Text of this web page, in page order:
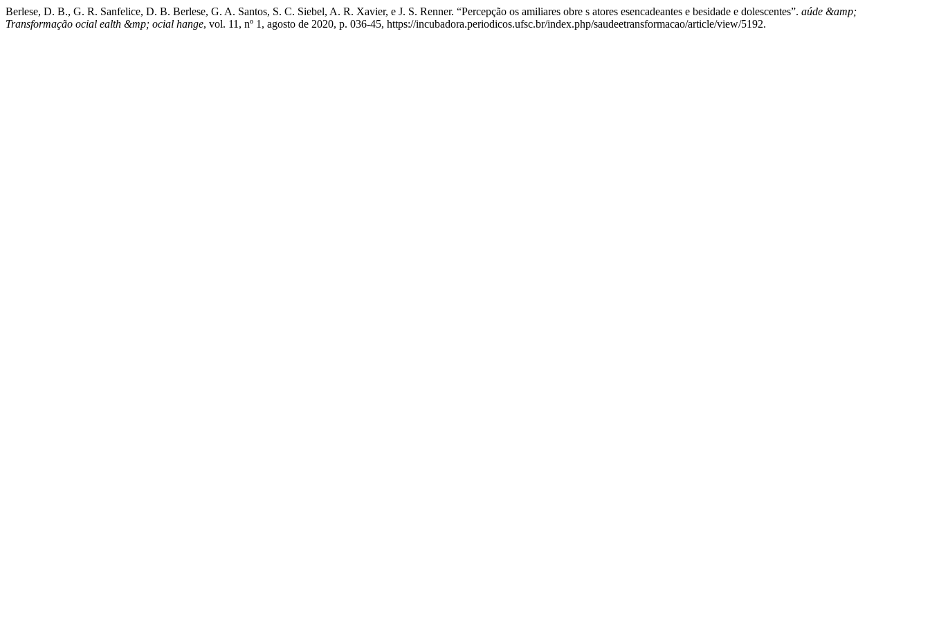
Berlese, D. B., G. R. Sanfelice, D. B. Berlese, G. A. Santos, S. C. Siebel, A. R. Xavier, e J. S. Renner. “Percepção os amiliares obre s atores esencadeantes e besidade e dolescentes”. aúde &amp;
Transformação ocial ealth &mp; ocial hange, vol. 11, nº 1, agosto de 2020, p. 036-45, https://incubadora.periodicos.ufsc.br/index.php/saudeetransformacao/article/view/5192.